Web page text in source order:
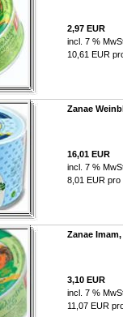
2,97 EUR
incl. 7 %
10,61 EUR
Zanae
16,01 EUR
incl. 7 %
8,01 EUR
Zanae
3,10 EUR
incl. 7 %
11,07 EUR